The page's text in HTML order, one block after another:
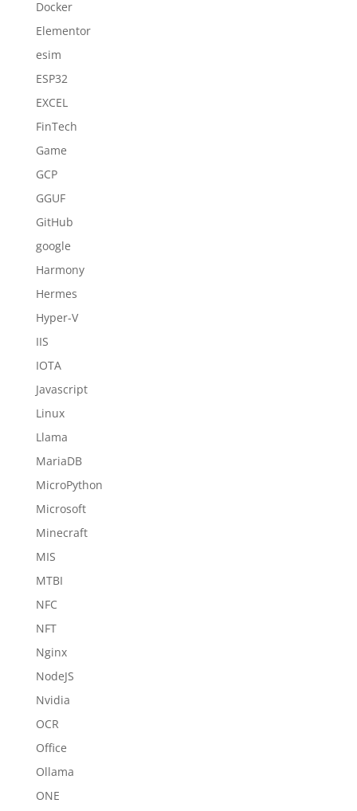
Docker
Elementor
esim
ESP32
EXCEL
FinTech
Game
GCP
GGUF
GitHub
google
Harmony
Hermes
Hyper-V
IIS
IOTA
Javascript
Linux
Llama
MariaDB
MicroPython
Microsoft
Minecraft
MIS
MTBI
NFC
NFT
Nginx
NodeJS
Nvidia
OCR
Office
Ollama
ONE